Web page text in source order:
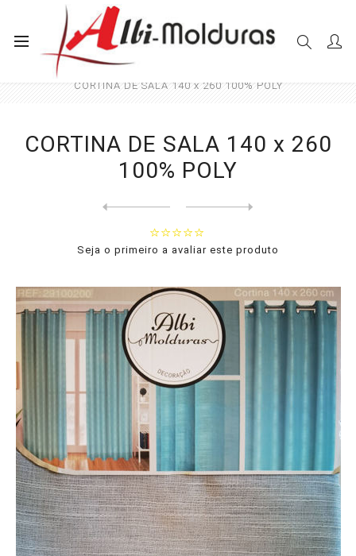
Início Cortinas
CORTINA DE SALA 140 x 260 100% POLY
CORTINA DE SALA 140 x 260
100% POLY
Seja o primeiro a avaliar este produto